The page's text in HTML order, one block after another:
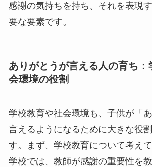
感謝の気持ちを持ち、それを表現
要な要素です。
ありがとうが言える人の育ち：
会環境の役割
学校教育や社会環境も、子供が「
言えるようになるために大きな役
す。まず、学校教育について考えて
学校では、教師が感謝の重要性を教